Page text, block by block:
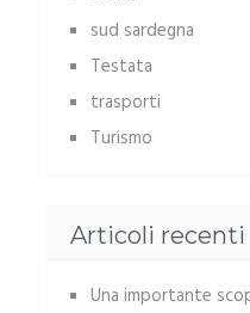
sud sardegna
Testata
trasporti
Turismo
Articoli recenti
Una importante